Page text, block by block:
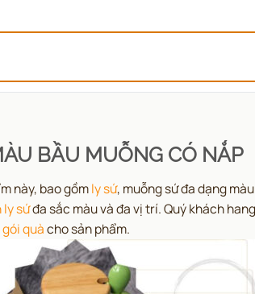
BẦU MUỖNG CÓ NẮP
này, bao gồmly sứ, muỗng sứ đa dạng
ly sứđa sắc màu và đa vị trí. Quý khách
gói quàcho sản phẩm.